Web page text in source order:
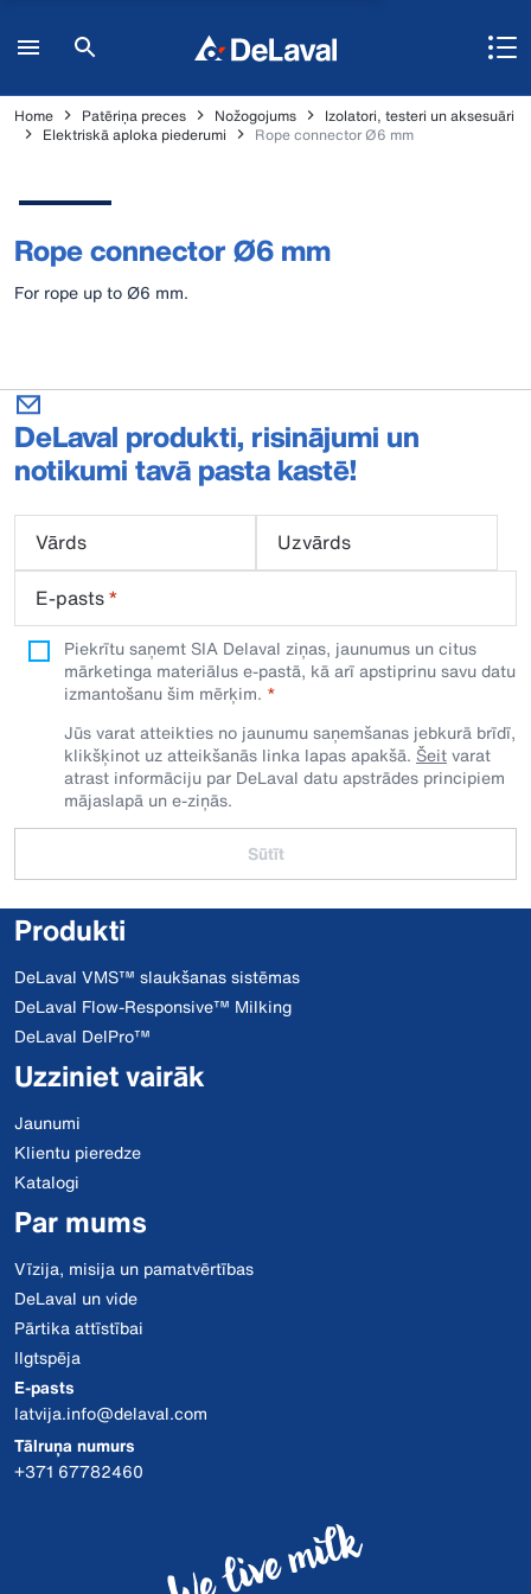
Home Patēriņa preces Nožogojums
Izolatori, testeri un aksesuāri
Elektriskā aploka piederumi
Rope connector Ø6 mm
Rope connector Ø6 mm
For rope up to Ø6 mm.
DeLaval produkti, risinājumi un
notikumi tavā pasta kastē!
Vārds
Uzvārds
E-pasts*
Piekrītu saņemt SIA Delaval ziņas, jaunumus un citus
mārketinga materiālus e-pastā, kā arī apstiprinu savu datu
izmantošanu šim mērķim.
Jūs varat atteikties no jaunumu saņemšanas jebkurā brīdī,
klikšķinot uz atteikšanās linka lapas apakšā. Šeitvarat
atrast informāciju par DeLaval datu apstrādes principiem
mājaslapā un e-ziņās.
Sūtīt
Produkti
DeLaval VMS™ slaukšanas sistēmas
DeLaval Flow-Responsive™ Milking
DeLaval DelPro™
Uzziniet vairāk
Jaunumi
Klientu pieredze
Katalogi
Par mums
Vīzija, misija un pamatvērtības
DeLaval un vide
Pārtika attīstībai
Ilgtspēja
E-pasts
latvija.info@delaval.com
Tālruņa numurs
+371 67782460